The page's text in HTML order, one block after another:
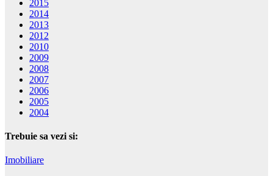
2015
2014
2013
2012
2010
2009
2008
2007
2006
2005
2004
Trebuie sa vezi si:
Imobiliare